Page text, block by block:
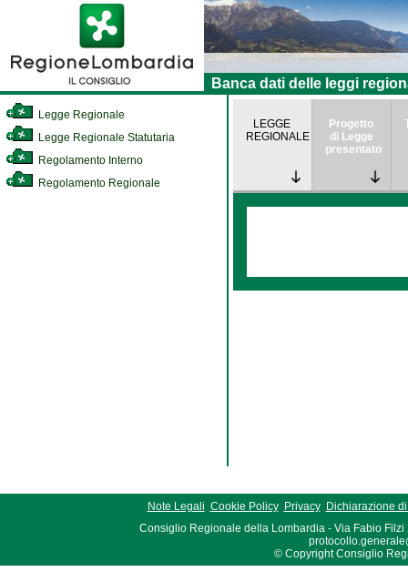
Banca dati delle leggi
Legge Regionale
Legge Regionale Statutaria
Regolamento Interno
Regolamento Regionale
LEGGE
REGIONALE
Progetto
di Legge
presentato
Note Legali Cookie Policy Privacy
Dichiarazione
Consiglio Regionale della Lombardia - Via Fabio Filzi
© Copyright Consiglio